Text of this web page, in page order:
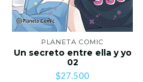
PLANETA COMIC
Un secreto entre ella y yo
02
$27.500